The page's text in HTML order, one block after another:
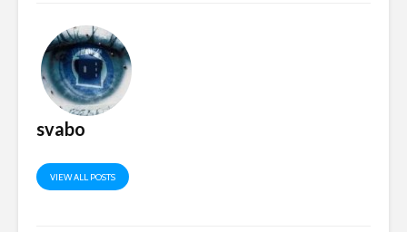
svabo
VIEW ALL POSTS